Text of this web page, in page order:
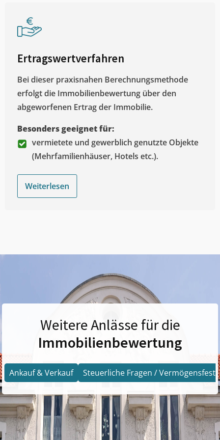
Ertragswertverfahren
Bei dieser praxisnahen Berechnungsmethode
erfolgt die Immobilienbewertung über den
abgeworfenen Ertrag der Immobilie.
Besonders geeignet für:
vermietete und gewerblich genutzte Objekte
(Mehrfamilienhäuser, Hotels etc.).
Weiterlesen
Weitere Anlässe für die
Immobilienbewertung
Ankauf & Verkauf Steuerliche Fragen /